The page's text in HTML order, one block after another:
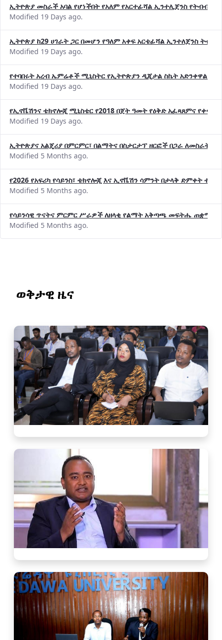
ኢትዮጵያ መስራች አባል የሆነችበት የአለም የአርተፊሻል ኢንተሊጀንስ የትብብር
Modified 19 Days ago.
ኢትዮጵያ ከ29 ሀገራት ጋር በመሆን የዓለም አቀፍ አርቴፊሻል ኢንተለጀንስ
Modified 19 Days ago.
የተባበሩት አረብ ኤምሬቶች ሚኒስትር የኢትዮጵያን ዲጂታል ስኬት አድንቀዋል
Modified 19 Days ago.
የኢኖቬሽንና ቴክኖሎጂ ሚኒስቴር የ2018 በጀት ዓመት የዕቅድ አፈጻጸምና
Modified 19 Days ago.
ኢትዮጵያና አልጄሪያ በምርምር፣ በልማትና በስታርታፕ ዘርፎች በጋራ ለመስራት
Modified 5 Months ago.
የ2026 የአፍሪካ የሳይንስ፣ ቴክኖሎጂ እና ኢኖቬሽን ሳምንት በታላቅ ድምቀት
Modified 5 Months ago.
የሳይንሳዊ ጥናትና ምርምር ሥራዎች ለዘላቂ የልማት አቅጣጫ መፍትሔ ጠቋሚ
Modified 5 Months ago.
ወቅታዊ ዜና